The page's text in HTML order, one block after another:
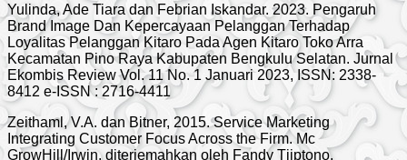
Yulinda, Ade Tiara dan Febrian Iskandar. 2023. Pengaruh
Brand Image Dan Kepercayaan Pelanggan Terhadap
Loyalitas Pelanggan Kitaro Pada Agen Kitaro Toko Arra
Kecamatan Pino Raya Kabupaten Bengkulu Selatan. Jurnal
Ekombis Review Vol. 11 No. 1 Januari 2023, ISSN: 2338-
8412 e-ISSN : 2716-4411
Zeithaml, V.A. dan Bitner, 2015. Service Marketing
Integrating Customer Focus Across the Firm. Mc
GrowHill/Irwin. diterjemahkan oleh Fandy Tjiptono.